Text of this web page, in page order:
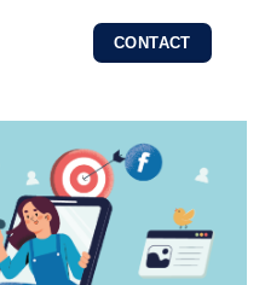
CONTACT